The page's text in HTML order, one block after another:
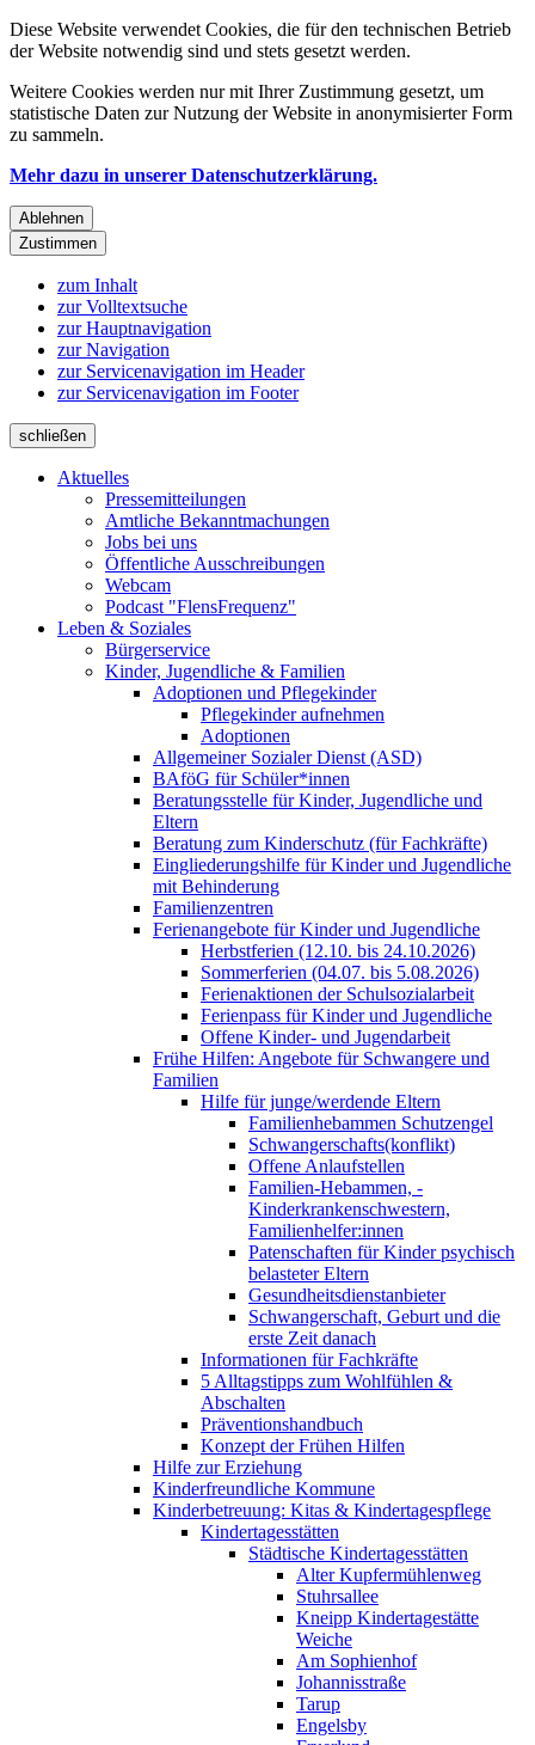
Diese Website verwendet Cookies, die für den technischen Betrieb
der Website notwendig sind und stets gesetzt werden.
Weitere Cookies werden nur mit Ihrer Zustimmung gesetzt, um
statistische Daten zur Nutzung der Website in anonymisierter Form
zu sammeln.
Mehr dazu in unserer Datenschutzerklärung.
Ablehnen
Zustimmen
zum Inhalt
zur Volltextsuche
zur Hauptnavigation
zur Navigation
zur Servicenavigation im Header
zur Servicenavigation im Footer
schließen
Aktuelles
Pressemitteilungen
Amtliche Bekanntmachungen
Jobs bei uns
Öffentliche Ausschreibungen
Webcam
Podcast "FlensFrequenz"
Leben & Soziales
Bürgerservice
Kinder, Jugendliche & Familien
Adoptionen und Pflegekinder
Pflegekinder aufnehmen
Adoptionen
Allgemeiner Sozialer Dienst (ASD)
BAföG für Schüler*innen
Beratungsstelle für Kinder, Jugendliche und
Eltern
Beratung zum Kinderschutz (für Fachkräfte)
Eingliederungshilfe für Kinder und Jugendliche
mit Behinderung
Familienzentren
Ferienangebote für Kinder und Jugendliche
Herbstferien (12.10. bis 24.10.2026)
Sommerferien (04.07. bis 5.08.2026)
Ferienaktionen der Schulsozialarbeit
Ferienpass für Kinder und Jugendliche
Offene Kinder- und Jugendarbeit
Frühe Hilfen: Angebote für Schwangere und
Familien
Hilfe für junge/werdende Eltern
Familienhebammen Schutzengel
Schwangerschafts(konflikt)
Offene Anlaufstellen
Familien-Hebammen, -
Kinderkrankenschwestern,
Familienhelfer:innen
Patenschaften für Kinder psychisch
belasteter Eltern
Gesundheitsdienstanbieter
Schwangerschaft, Geburt und die
erste Zeit danach
Informationen für Fachkräfte
5 Alltagstipps zum Wohlfühlen &
Abschalten
Präventionshandbuch
Konzept der Frühen Hilfen
Hilfe zur Erziehung
Kinderfreundliche Kommune
Kinderbetreuung: Kitas & Kindertagespflege
Kindertagesstätten
Städtische Kindertagesstätten
Alter Kupfermühlenweg
Stuhrsallee
Kneipp Kindertagestätte
Weiche
Am Sophienhof
Johannisstraße
Tarup
Engelsby